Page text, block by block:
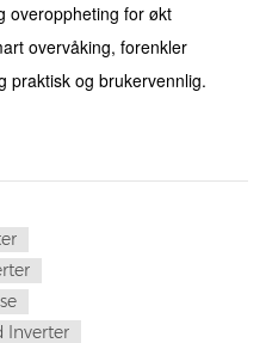
overoppheting for økt
overvåking, forenkler
praktisk og brukervennlig.
Inverter